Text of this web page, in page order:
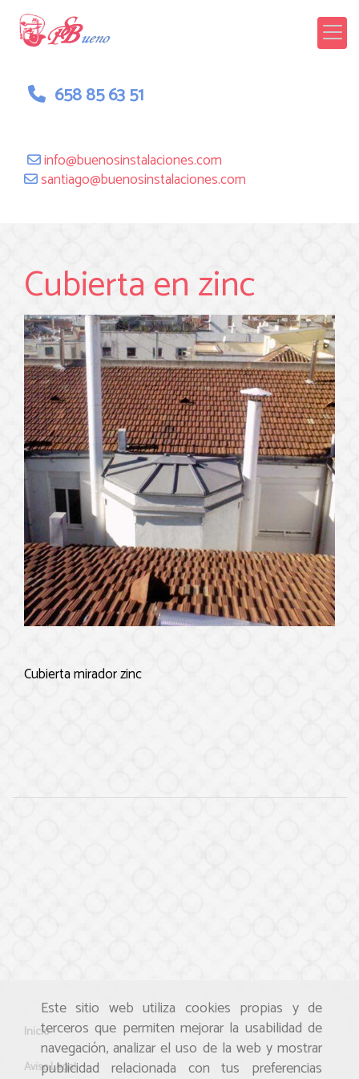
Este sitio web utiliza cookies propias y de
terceros que permiten mejorar la usabilidad de
navegación, analizar el uso de la web y mostrar
publicidad relacionada con tus preferencias
658 85 63 51
info buenosinstalaciones.com
santiago buenosinstalaciones.com
Cubierta en zinc
Cubierta mirador zinc
Inicio
Aviso Legal